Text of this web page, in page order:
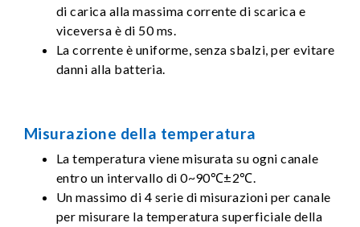
di carica alla massima corrente di scarica e
viceversa è di 50 ms.
La corrente è uniforme, senza sbalzi, per evitare
danni alla batteria.
Misurazione della temperatura
La temperatura viene misurata su ogni canale
entro un intervallo di 0~90℃±2℃.
Un massimo di 4 serie di misurazioni per canale
per misurare la temperatura superficiale della